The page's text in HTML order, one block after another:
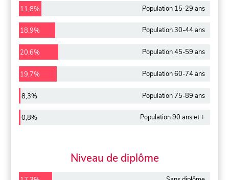
11,8% Population 15-29 ans
18,9% Population 30-44 ans
20,6% Population 45-59 ans
19,7% Population 60-74 ans
8,3% Population 75-89 ans
0,8% Population 90 ans et +
Niveau de diplôme